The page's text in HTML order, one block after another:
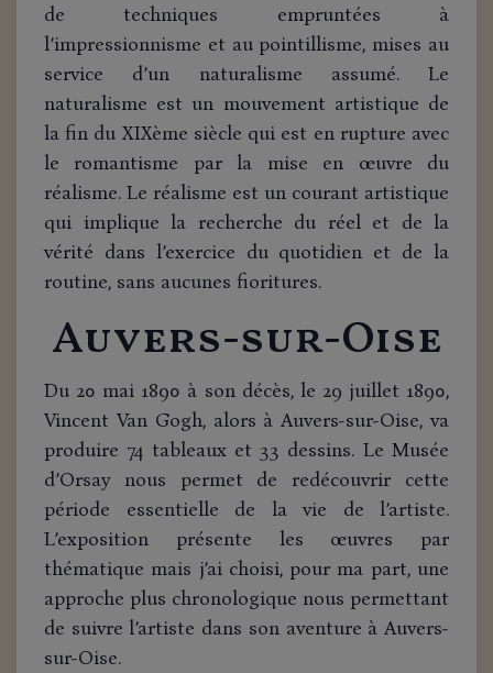
de techniques empruntées à
l’impressionnisme et au pointillisme, mises au
service d’un naturalisme assumé. Le
naturalisme est un mouvement artistique de
la fin du XIXème siècle qui est en rupture avec
le romantisme par la mise en œuvre du
réalisme. Le réalisme est un courant artistique
qui implique la recherche du réel et de la
vérité dans l’exercice du quotidien et de la
routine, sans aucunes fioritures.
Auvers-sur-Oise
Du 20 mai 1890 à son décès, le 29 juillet 1890,
Vincent Van Gogh, alors à Auvers-sur-Oise, va
produire 74 tableaux et 33 dessins. Le Musée
d’Orsay nous permet de redécouvrir cette
période essentielle de la vie de l’artiste.
L’exposition présente les œuvres par
thématique mais j’ai choisi, pour ma part, une
approche plus chronologique nous permettant
de suivre l’artiste dans son aventure à Auvers-
sur-Oise.